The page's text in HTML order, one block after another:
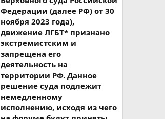
Федерации (далее РФ) от 30
ноября 2023 года),
движение ЛГБТ* признано
экстремистским и
запрещена его
деятельность на
территории РФ. Данное
решение суда подлежит
немедленному
исполнению, исходя из чего